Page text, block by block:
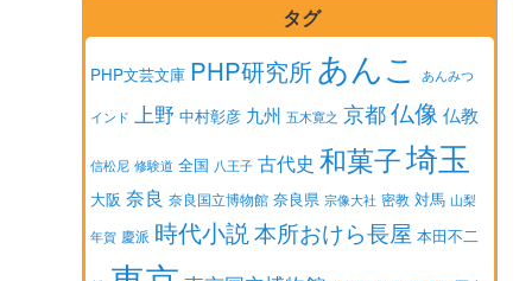
タグ
PHP文芸文庫 PHP研究所あんこ あんみつ
インド 上野 中村彰彦 九州 五木寛之 京都仏像 仏教
信松尼 修験道 全国 八王子 古代史 和菓子埼玉
大阪 奈良 奈良国立博物館 奈良県 宗像大社 密教 対馬 山梨
年賀 慶派 時代小説本所おけら長屋 本田不二